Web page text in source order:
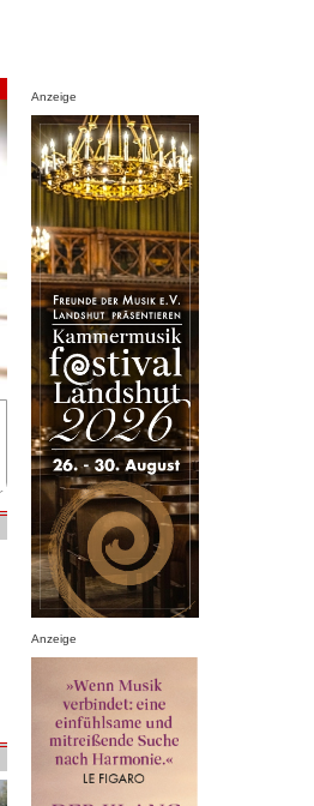
Anzeige
Anzeige